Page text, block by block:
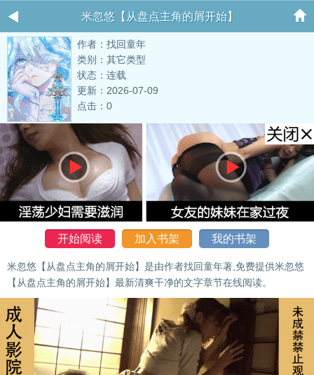
米忽悠【从盘点主角的屑开始】
作者：找回童年
类别：其它类型
状态：连载
更新：2026-07-09
点击：0
开始阅读 加入书架 我的书架
米忽悠【从盘点主角的屑开始】是由作者找回童年著,免费提供米忽悠
【从盘点主角的屑开始】最新清爽干净的文字章节在线阅读。